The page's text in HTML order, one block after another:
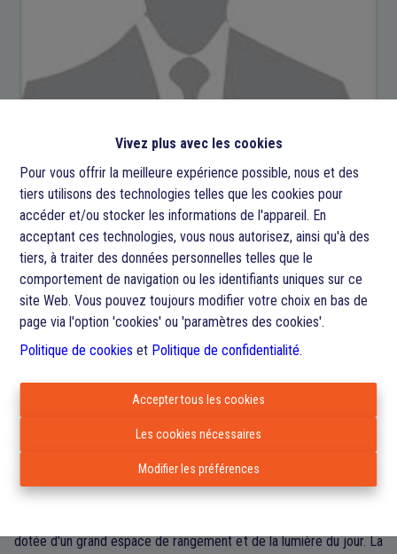
Vivez plus avec les cookies
Pour vous offrir la meilleure expérience possible, nous et des
tiers utilisons des technologies telles que les cookies pour
accéder et/ou stocker les informations de l'appareil. En
acceptant ces technologies, vous nous autorisez, ainsi qu'à des
tiers, à traiter des données personnelles telles que le
comportement de navigation ou les identifiants uniques sur ce
site Web. Vous pouvez toujours modifier votre choix en bas de
page via l'option 'cookies' ou 'paramètres des cookies'.
Politique de cookies et Politique de confidentialité.
Accepter tous les cookies
Les cookies nécessaires
Modifier les préférences
3 2 100 m²
Découvrez ce bel appartement dans le quartier animé de Laeken,
idéal pour ceux qui recherchent confort et modernité. Avec une
surface habitable de 100m², cet appartement offre un intérieur
spacieux et lumineux parfait pour un style de vie dynamique.
avec de grandes fenêtres qui fournissent une abondance de
lumière naturelle. L'agencement ouvert se prolonge sans effort
dans l'élégante cuisine, qui est équipée d'appareils modernes et
de nombreux espaces de rangement - un rêve pour tout amateur
dotée d'un grand espace de rangement et de la lumière du jour. La